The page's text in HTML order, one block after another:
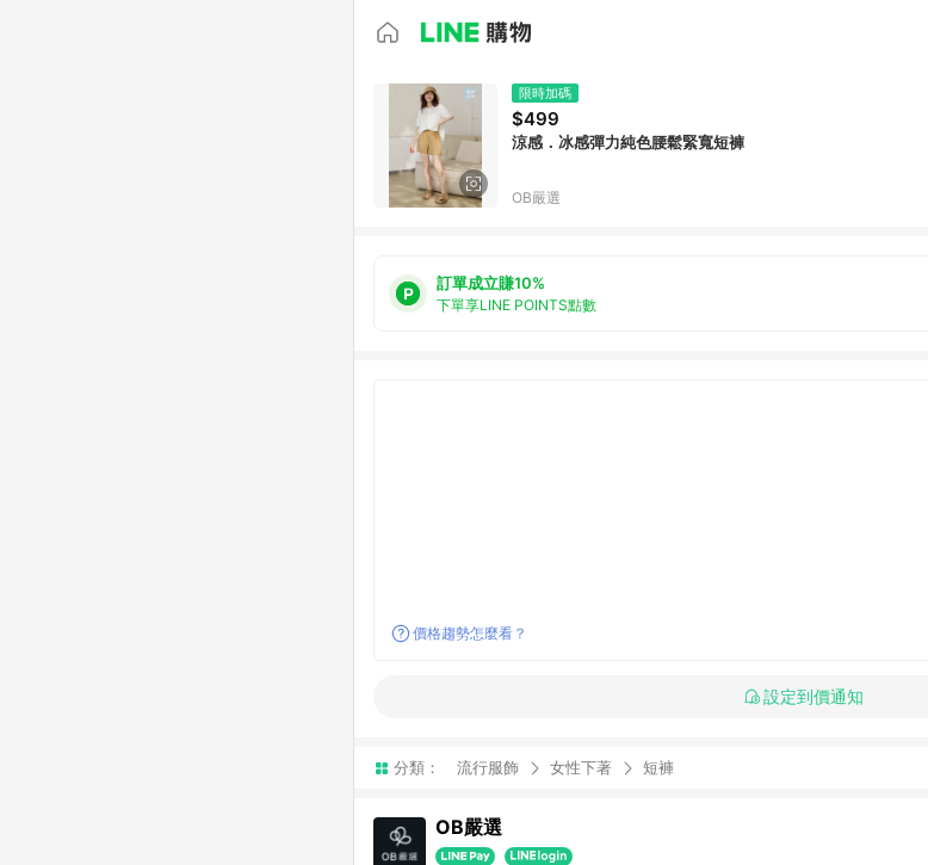
限時加碼
$499
涼感．冰感彈力純色腰鬆緊寬短褲
OB嚴選
訂單成立賺10%
下單享LINE POINTS點數
價格趨勢怎麼看？
設定到價通知
分類： 流行服飾 女性下著 短褲
OB嚴選